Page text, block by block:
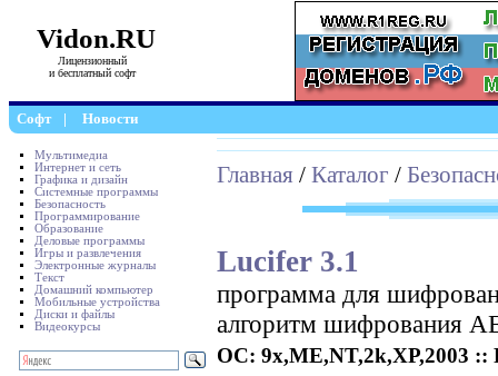
Vidon.RU
Лицензионный
и бесплатный софт
Софт | Новости
Мультимедиа
Интернет и сеть
Графика и дизайн
Системные программы
Безопасность
Программирование
Образование
Деловые программы
Игры и развлечения
Электронные журналы
Текст
Домашний компьютер
Мобильные устройства
Диски и файлы
Видеокурсы
Главная / Каталог /
Lucifer 3.1
программа для
алгоритм шифрования
ОС: 9x,ME,NT,2k,XP,2003 ::